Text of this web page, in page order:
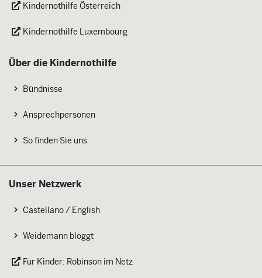
Kindernothilfe Österreich
Kindernothilfe Luxembourg
Über die Kindernothilfe
Bündnisse
Ansprechpersonen
So finden Sie uns
Unser Netzwerk
Castellano / English
Weidemann bloggt
Für Kinder: Robinson im Netz